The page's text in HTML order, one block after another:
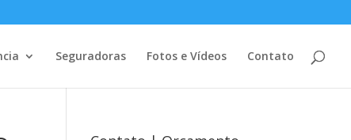
Seguradoras Fotos e Vídeos Contato